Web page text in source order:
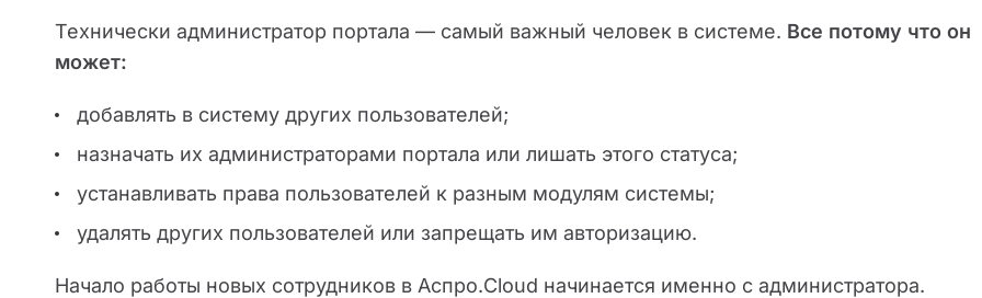
Технически администратор портала — самый важный человек в системе. Все потому что он
может:
добавлять в систему других пользователей;
назначать их администраторами портала или лишать этого статуса;
устанавливать права пользователей к разным модулям системы;
удалять других пользователей или запрещать им авторизацию.
Начало работы новых сотрудников в Аспро.Cloud начинается именно с администратора.